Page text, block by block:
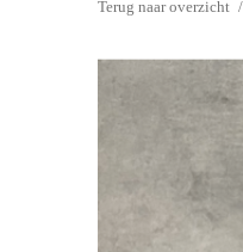
Terug naar overzicht